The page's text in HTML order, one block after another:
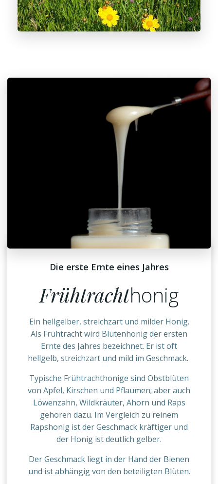
Die erste Ernte eines Jahres
Frühtrachthonig
Ein hellgelber, streichzart und milder Honig.
Als Frühtracht wird Blütenhonig der ersten
Ernte des Jahres bezeichnet. Er ist oft
hellgelb, streichzart und mild im Geschmack.
Typische Frühtrachthonige sind Obstblüten
von Apfel, Kirschen und Pflaumen; aber auch
Löwenzahn, Wildkräuter, Ahorn und Raps
gehören dazu. Im Vergleich zu reinem
Rapshonig ist der Geschmack kräftiger und
der Honig ist deutlich gelber.
Der Geschmack liegt in der Hand der Bienen
und ist abhängig von den beteiligten Blüten.